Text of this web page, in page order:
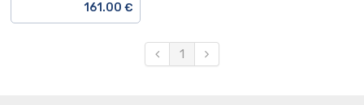
161.00 €
1